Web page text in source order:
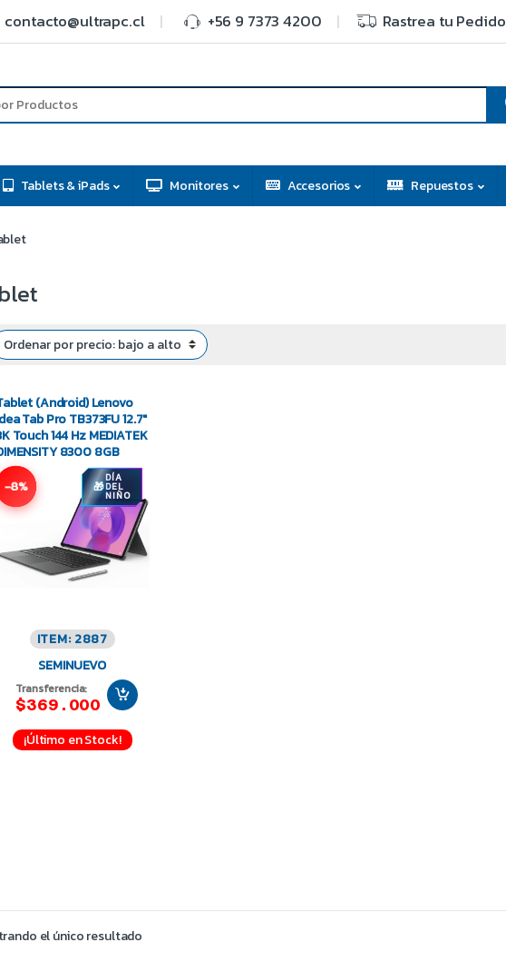
contacto@ultrapc.cl +56 9 7373 4200 Rastrea tu Pedido
Tablets & iPads Monitores Accesorios Repuestos
(Android) Lenovo
Tab Pro TB373FU 12.7″
Touch 144 Hz MEDIATEK
8300 8GB
256GB SSD
-8% DÍA
DEL
NIÑO
ITEM: 2887
SEMINUEVO
Transferencia:
$369.000
¡Último en Stock!
el único resultado